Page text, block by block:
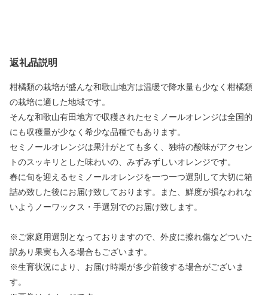
返礼品説明
柑橘類の栽培が盛んな和歌山地方は温暖で降水量も少なく柑橘類
の栽培に適した地域です。
そんな和歌山有田地方で収穫されたセミノールオレンジは全国的
にも収穫量が少なく希少な品種でもあります。
セミノールオレンジは果汁がとても多く、独特の酸味がアクセン
トのスッキリとした味わいの、みずみずしいオレンジです。
春に旬を迎えるセミノールオレンジを一つ一つ選別して大切に箱
詰め致した後にお届け致しております。また、鮮度が損なわれな
いようノーワックス・手選別でのお届け致します。
※ご家庭用選別となっておりますので、外皮に擦れ傷などついた
訳あり果実も入る場合もございます。
※生育状況により、お届け時期が多少前後する場合がございま
す。